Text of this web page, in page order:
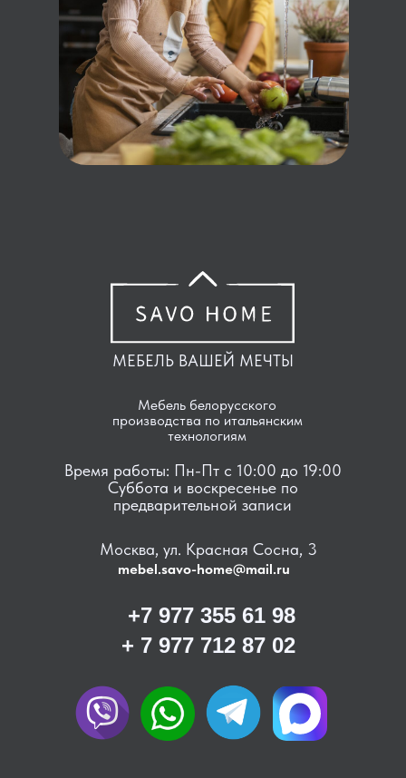
+ 7 977 712 87 02
Время работы: Пн-Пт с 10:00 до 19:00
Суббота и воскресенье по
предварительной записи
Москва, ул. Красная Сосна, 3
+7 977 355 61 98
Мебель белорусского
производства по итальянским
технологиям
МЕБЕЛЬ ВАШЕЙ МЕЧТЫ
mebel.savo-home@mail.ru